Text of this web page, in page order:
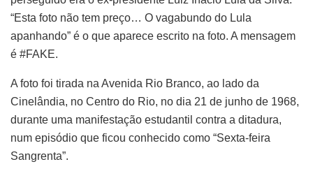
“Esta foto não tem preço… O vagabundo do Lula
apanhando” é o que aparece escrito na foto. A mensagem
é #FAKE.
A foto foi tirada na Avenida Rio Branco, ao lado da
Cinelândia, no Centro do Rio, no dia 21 de junho de 1968,
durante uma manifestação estudantil contra a ditadura,
num episódio que ficou conhecido como “Sexta-feira
Sangrenta”.